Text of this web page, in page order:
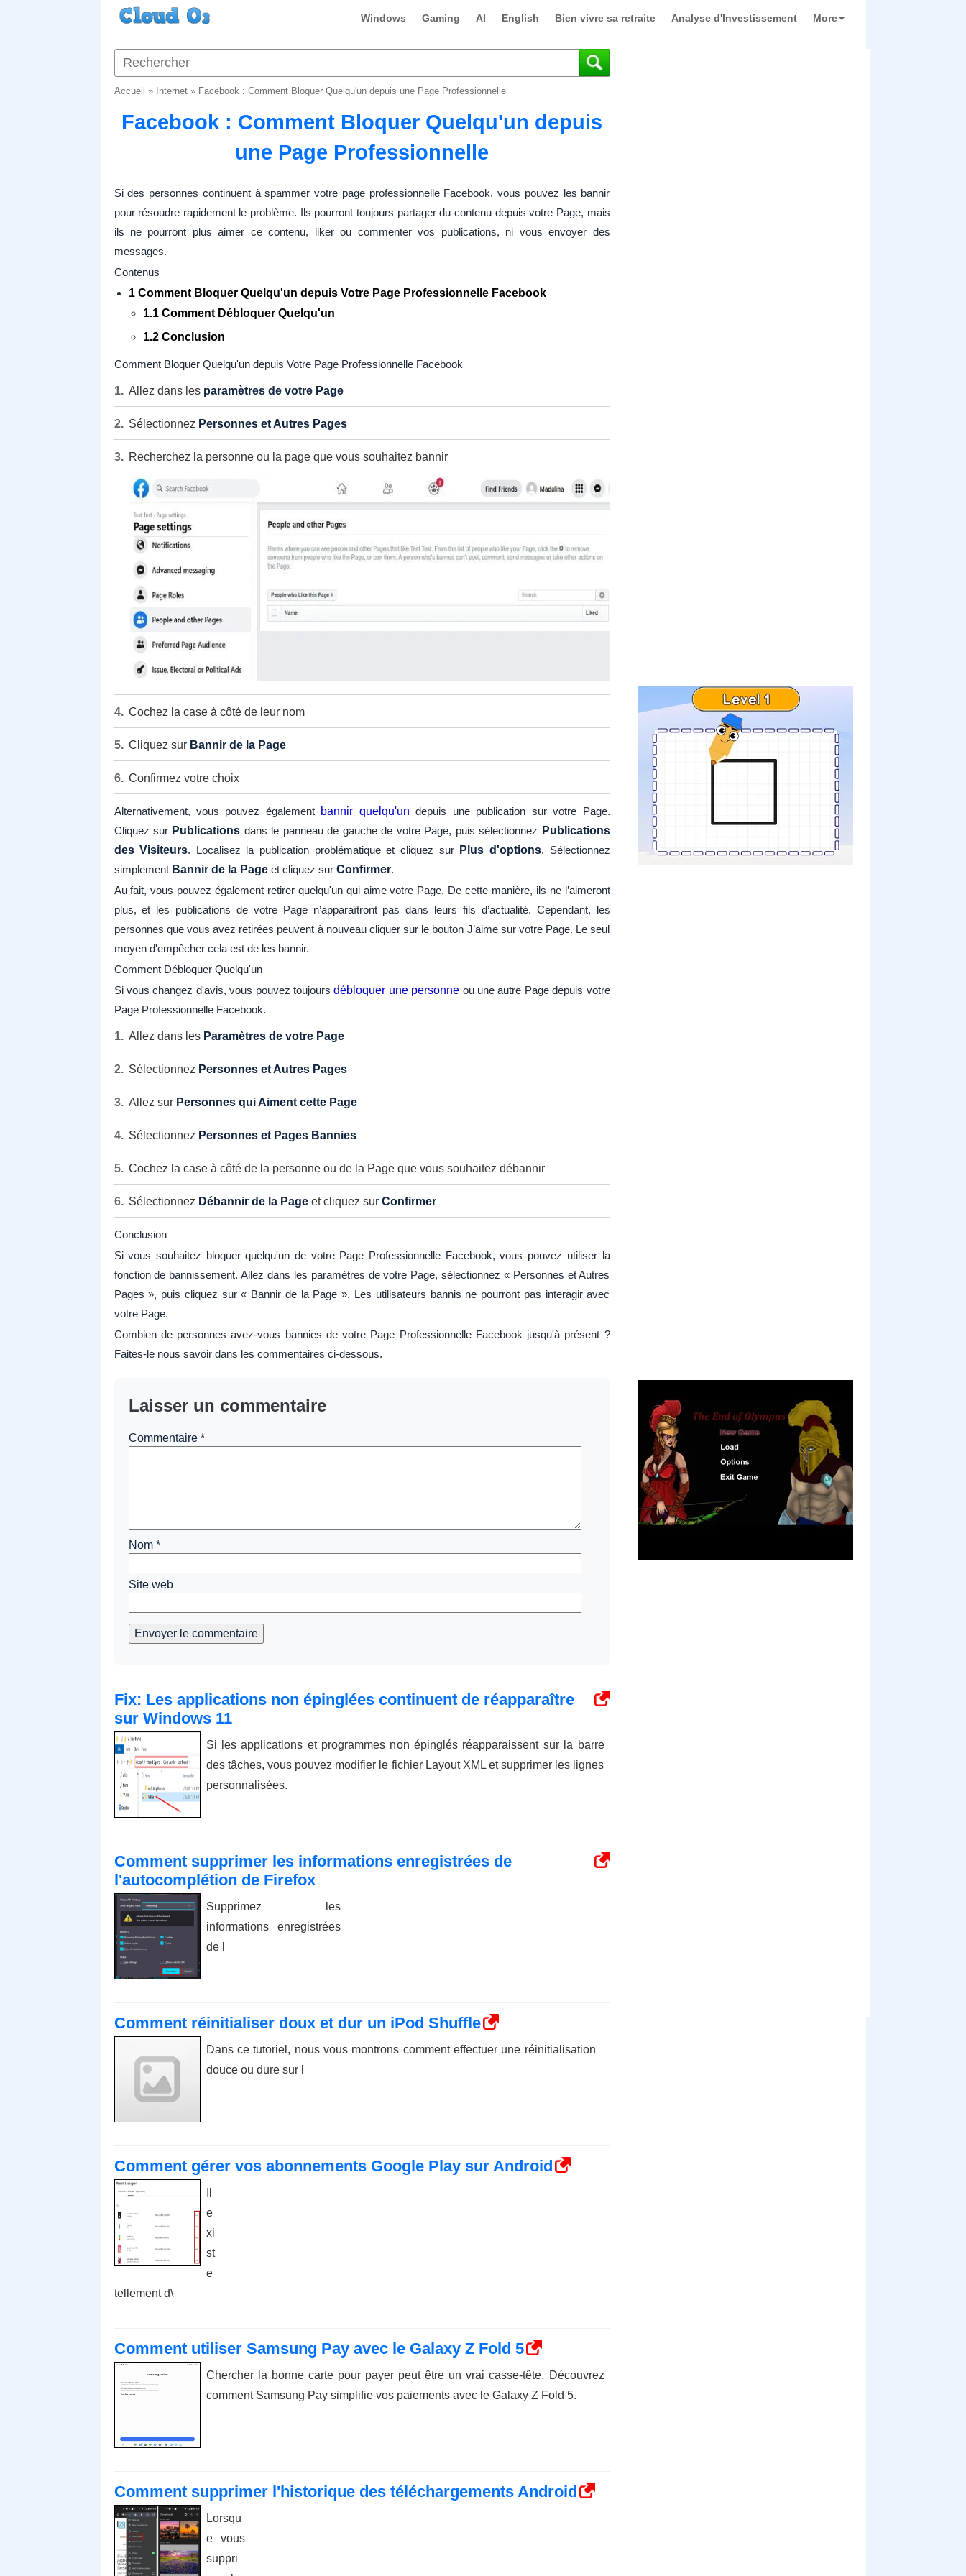
Windows Gaming AI English Bien vivre sa retraite Analyse d'Investissement More
Accueil » Internet» Facebook : Comment Bloquer Quelqu'un depuis une Page Professionnelle
Facebook : Comment Bloquer Quelqu'un depuis
une Page Professionnelle
Si des personnes continuent à spammer votre page professionnelle Facebook, vous pouvez les bannir
pour résoudre rapidement le problème. Ils pourront toujours partager du contenu depuis votre Page, mais
ils ne pourront plus aimer ce contenu, liker ou commenter vos publications, ni vous envoyer des
messages.
Contenus
1 Comment Bloquer Quelqu'un depuis Votre Page Professionnelle Facebook
1.1 Comment Débloquer Quelqu'un
1.2 Conclusion
Comment Bloquer Quelqu'un depuis Votre Page Professionnelle Facebook
Allez dans les paramètres de votre Page
Sélectionnez Personnes et Autres Pages
Recherchez la personne ou la page que vous souhaitez bannir
Cochez la case à côté de leur nom
Cliquez sur Bannir de la Page
Confirmez votre choix
Alternativement, vous pouvez également bannir quelqu'un depuis une publication sur votre Page.
Cliquez sur Publications dans le panneau de gauche de votre Page, puis sélectionnez Publications
des Visiteurs. Localisez la publication problématique et cliquez sur Plus d'options. Sélectionnez
simplement Bannir de la Pageet cliquez sur Confirmer.
Au fait, vous pouvez également retirer quelqu'un qui aime votre Page. De cette manière, ils ne l’aimeront
plus, et les publications de votre Page n’apparaîtront pas dans leurs fils d’actualité. Cependant, les
personnes que vous avez retirées peuvent à nouveau cliquer sur le bouton J’aime sur votre Page. Le seul
moyen d'empêcher cela est de les bannir.
Comment Débloquer Quelqu'un
Si vous changez d'avis, vous pouvez toujoursdébloquer une personne ou une autre Page depuis votre
Page Professionnelle Facebook.
Allez dans les Paramètres de votre Page
Sélectionnez Personnes et Autres Pages
Allez sur Personnes qui Aiment cette Page
Sélectionnez Personnes et Pages Bannies
Cochez la case à côté de la personne ou de la Page que vous souhaitez débannir
Sélectionnez Débannir de la Pageet cliquez sur Confirmer
Conclusion
Si vous souhaitez bloquer quelqu'un de votre Page Professionnelle Facebook, vous pouvez utiliser la
fonction de bannissement. Allez dans les paramètres de votre Page, sélectionnez « Personnes et Autres
Pages », puis cliquez sur « Bannir de la Page ». Les utilisateurs bannis ne pourront pas interagir avec
votre Page.
Combien de personnes avez-vous bannies de votre Page Professionnelle Facebook jusqu'à présent ?
Faites-le nous savoir dans les commentaires ci-dessous.
Laisser un commentaire
Commentaire *
Nom *
Site web
Envoyer le commentaire
Fix: Les applications non épinglées continuent de réapparaître
sur Windows 11
Si les applications et programmes non épinglés réapparaissent sur la barre
des tâches, vous pouvez modifier le fichier Layout XML et supprimer les lignes
personnalisées.
Comment supprimer les informations enregistrées de
l'autocomplétion de Firefox
Supprimez les
informations enregistrées
de l
Comment réinitialiser doux et dur un iPod Shuffle
Dans ce tutoriel, nous vous montrons comment effectuer une réinitialisation
douce ou dure sur l
Comment gérer vos abonnements Google Play sur Android
e
xi
st
e
tellement d\
Comment utiliser Samsung Pay avec le Galaxy Z Fold 5
Chercher la bonne carte pour payer peut être un vrai casse-tête. Découvrez
comment Samsung Pay simplifie vos paiements avec le Galaxy Z Fold 5.
Comment supprimer l'historique des téléchargements Android
Lorsqu
e vous
suppri